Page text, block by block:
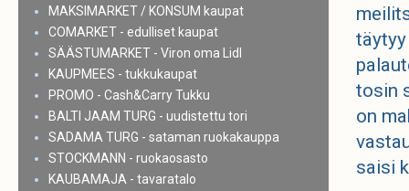
tosin
on
saisi
MAKSIMARKET / KONSUM kaupat
COMARKET - edulliset kaupat
SÄÄSTUMARKET - Viron oma Lidl
KAUPMEES - tukkukaupat
PROMO - Cash&Carry Tukku
BALTI JAAM TURG - uudistettu tori
SADAMA TURG - sataman ruokakauppa
STOCKMANN - ruokaosasto
KAUBAMAJA - tavaratalo